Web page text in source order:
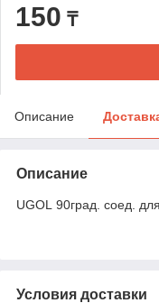
150 ₸
Описание
Описание
UGOL 90град. соед.
Условия доставки